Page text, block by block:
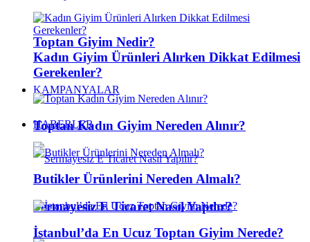
Toptan Giyim Nedir?
KAMPANYALAR
HABERLER
Sermayesiz E Ticaret Nasıl Yapılır?
Kadın Giyim Ürünleri Alırken Dikkat Edilmesi
Gerekenler?
Toptan Kadın Giyim Nereden Alınır?
Butikler Ürünlerini Nereden Almalı?
İstanbul’da En Ucuz Toptan Giyim Nerede?